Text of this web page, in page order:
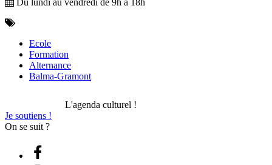
Du lundi au vendredi de 9h à 18h
Ecole
Formation
Alternance
Balma-Gramont
L'agenda culturel !
Je soutiens !
On se suit ?